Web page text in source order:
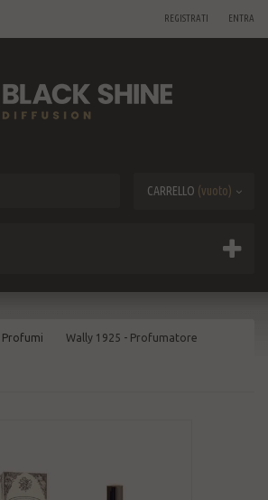
ENTRA
REGISTRATI
CARRELLO (vuoto)
Profumi
Wally 1925 - Profumatore